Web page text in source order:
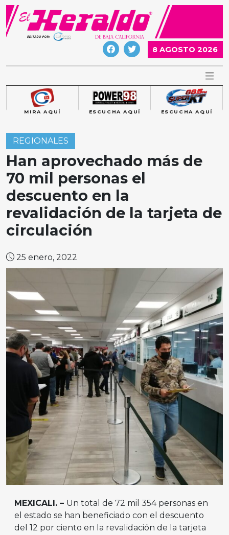
Skip
content
8 AGOSTO 2026
MIRA AQUÍ ESCUCHA AQUÍ ESCUCHA AQUÍ
REGIONALES
Han aprovechado más de
70 mil personas el
descuento en la
revalidación de la tarjeta de
circulación
25 enero, 2022
MEXICALI. – Un total de 72 mil 354 personas en
el estado se han beneficiado con el descuento
del 12 por ciento en la revalidación de la tarjeta